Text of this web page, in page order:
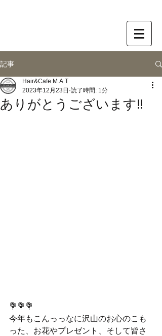
記事
ありがとうございます‼️
Hair&Cafe M.A.T
2023年12月23日 読了時間: 1分
💐💐💐
今年もこんっっなに沢山のお心のこも
った、お花やプレゼント、そして皆さ